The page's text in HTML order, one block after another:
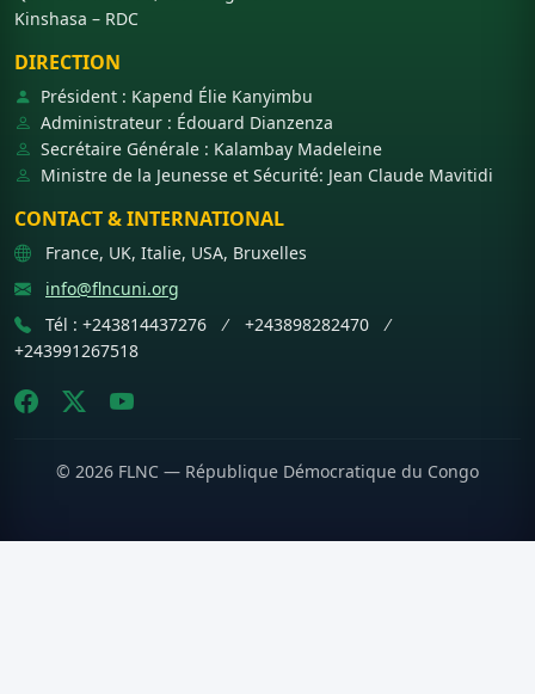
Kinshasa – RDC
DIRECTION
Président : Kapend Élie Kanyimbu
Administrateur : Édouard Dianzenza
Secrétaire Générale : Kalambay Madeleine
Ministre de la Jeunesse et Sécurité: Jean Claude Mavitidi
CONTACT & INTERNATIONAL
France, UK, Italie, USA, Bruxelles
info@flncuni.org
Tél : +243814437276 ⁄ +243898282470 ⁄
+243991267518
© 2026 FLNC — République Démocratique du Congo